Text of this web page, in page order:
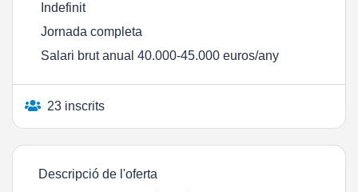
Indefinit
Jornada completa
Salari brut anual 40.000-45.000 euros/any
23 inscrits
Descripció de l'oferta